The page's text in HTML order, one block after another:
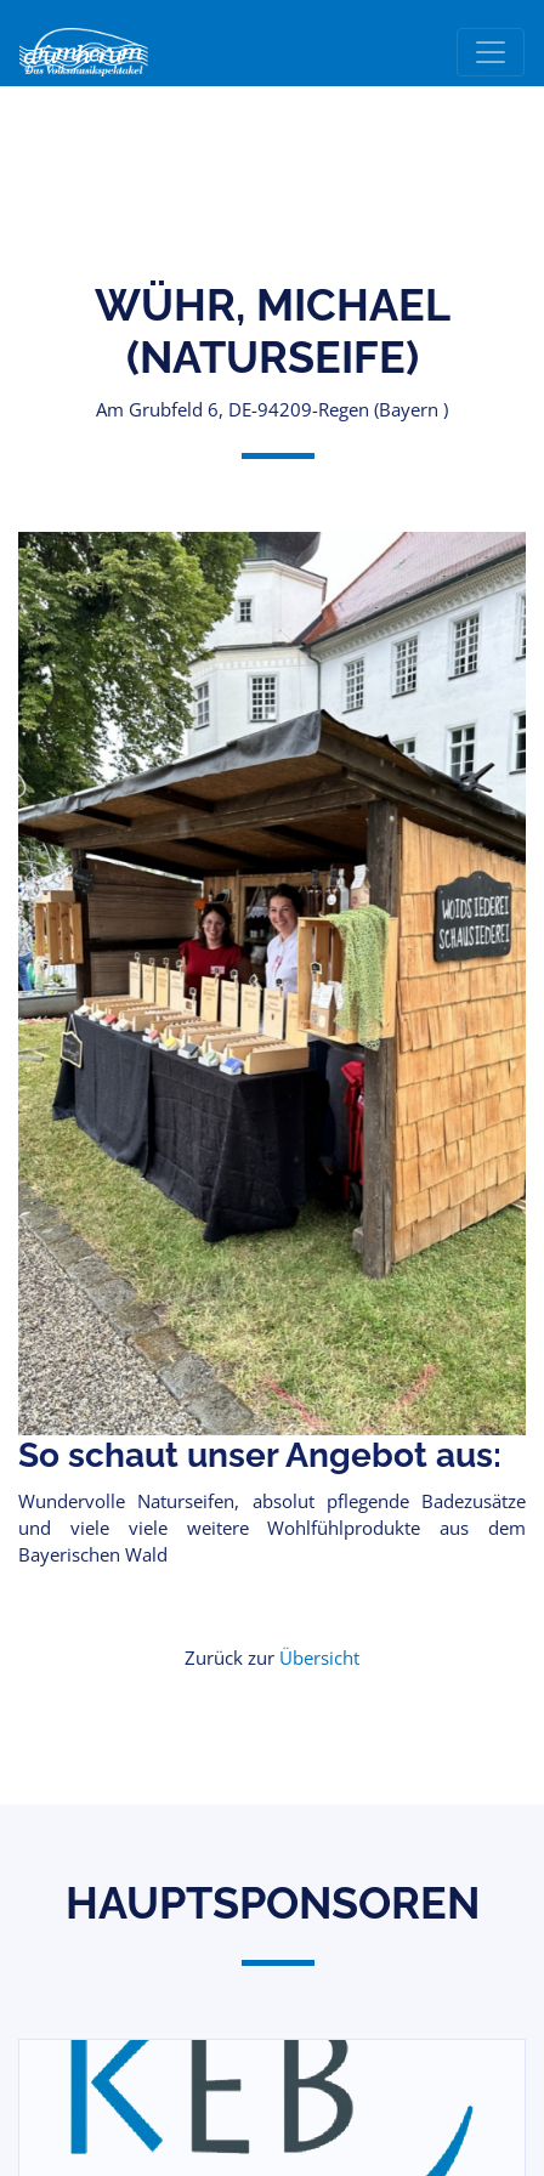
WÜHR, MICHAEL
(NATURSEIFE)
Am Grubfeld 6, DE-94209-Regen (Bayern )
So schaut unser Angebot aus:
Wundervolle Naturseifen, absolut pflegende Badezusätze
und viele viele weitere Wohlfühlprodukte aus dem
Bayerischen Wald
Zurück zur Übersicht
HAUPTSPONSOREN